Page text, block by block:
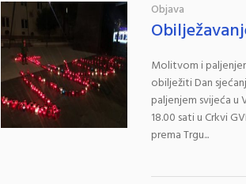
Objava
Molitvom i
obilježiti Dan
paljenjem svijeća u
18.00 sati u Crkvi
prema Trgu...